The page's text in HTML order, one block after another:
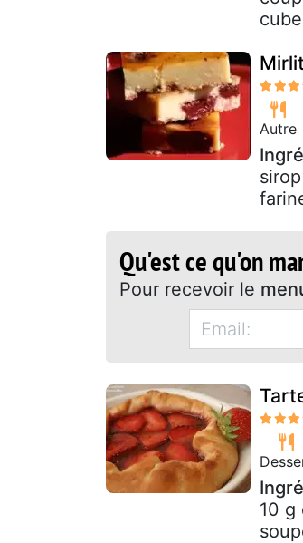
Autre
Qu'est ce qu'on
Pour recevoir le
10 g